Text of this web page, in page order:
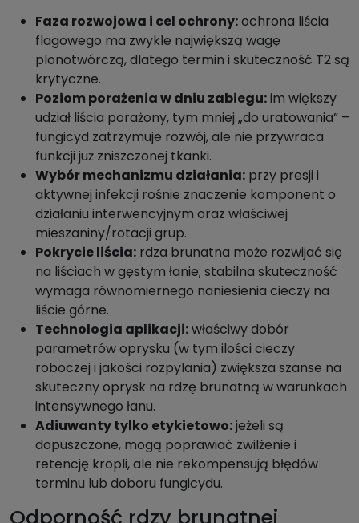
Faza rozwojowa i cel ochrony:ochrona liścia
flagowego ma zwykle największą wagę
plonotwórczą, dlatego termin i skuteczność T2 są
krytyczne.
Poziom porażenia w dniu zabiegu:im większy
udział liścia porażony, tym mniej „do uratowania” –
fungicyd zatrzymuje rozwój, ale nie przywraca
funkcji już zniszczonej tkanki.
Wybór mechanizmu działania: przy presji i
aktywnej infekcji rośnie znaczenie komponent o
działaniu interwencyjnym oraz właściwej
mieszaniny/rotacji grup.
Pokrycie liścia: rdza brunatna może rozwijać się
na liściach w gęstym łanie; stabilna skuteczność
wymaga równomiernego naniesienia cieczy na
liście górne.
Technologia aplikacji:właściwy dobór
parametrów oprysku (w tym ilości cieczy
roboczej i jakości rozpylania) zwiększa szanse na
skuteczny oprysk na rdzę brunatną w warunkach
intensywnego łanu.
Adiuwanty tylko etykietowo:jeżeli są
dopuszczone, mogą poprawiać zwilżenie i
retencję kropli, ale nie rekompensują błędów
terminu lub doboru fungicydu.